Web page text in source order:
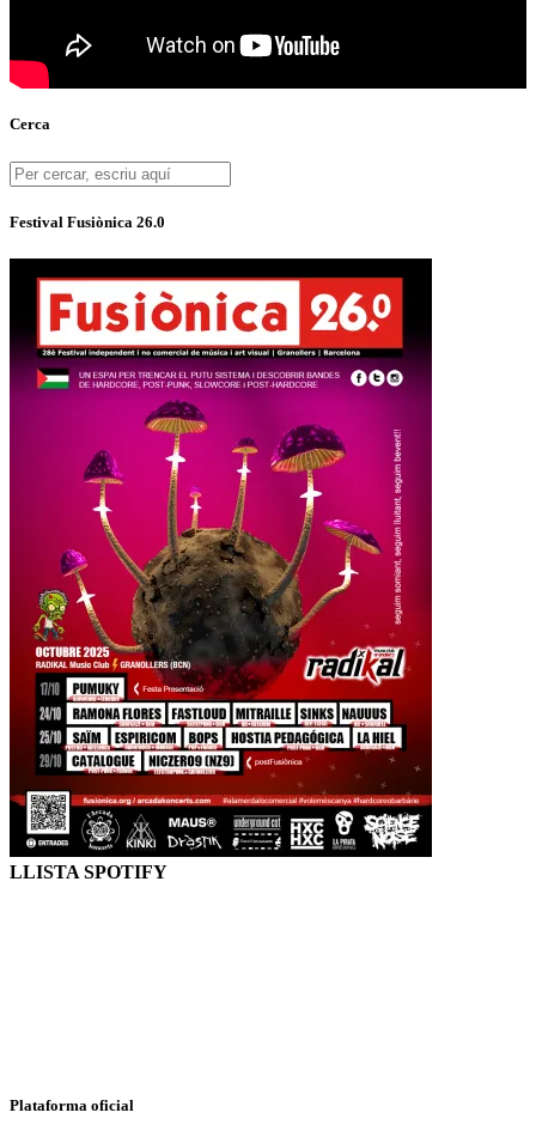
Cerca
Festival Fusiònica 26.0
LLISTA SPOTIFY
Plataforma oficial